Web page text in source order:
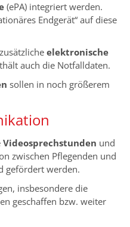
(ePA) integriert werden.
Endgerät“ auf diese
elektronische
auch die Notfalldaten.
sollen in noch größerem
Videosprechstunden und
zwischen Pflegenden und
gefördert werden.
insbesondere die
geschaffen bzw. weiter